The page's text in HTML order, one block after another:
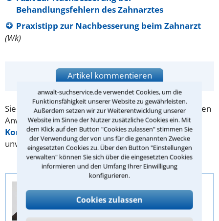
anwalt-suchservice.de verwendet Cookies, um die
Funktionsfähigkeit unserer Website zu gewährleisten.
Außerdem setzen wir zur Weiterentwicklung unserer
Website im Sinne der Nutzer zusätzliche Cookies ein. Mit
dem Klick auf den Button "Cookies zulassen" stimmen Sie
der Verwendung der von uns für die genannten Zwecke
eingesetzten Cookies zu. Über den Button "Einstellungen
verwalten" können Sie sich über die eingesetzten Cookies
informieren und den Umfang Ihrer Einwilligung
konfigurieren.
Cookies zulassen
Behandlungsfehlern des Zahnarztes
Praxistipp zur Nachbesserung beim Zahnarzt
(Wk)
Artikel kommentieren
Sie benötigen Hilfe bei Ihrer Suche nach dem richtigen
Anwalt? Dann schreiben Sie uns über unser
Kontaktformular. Wir helfen Ihnen kostenlos und
unverbindlich.
Anwalt-Suchservice
Juristische Redaktion